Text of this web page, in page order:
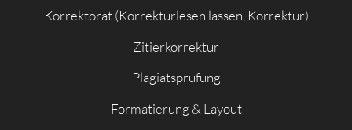
Korrektorat (Korrekturlesen lassen, Korrektur)
Zitierkorrektur
Plagiatsprüfung
Formatierung & Layout